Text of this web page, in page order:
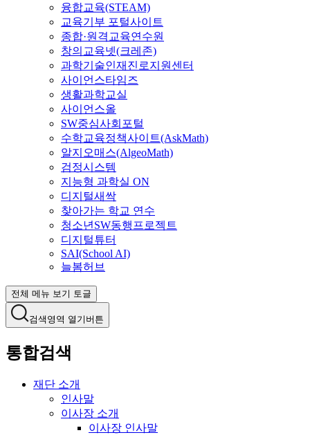
융합교육(STEAM)
교육기부 포털사이트
종합·원격교육연수원
창의교육넷(크레존)
과학기술인재진로지원센터
사이언스타임즈
생활과학교실
사이언스올
SW중심사회포털
수학교육정책사이트(AskMath)
알지오매스(AlgeoMath)
검정시스템
지능형 과학실 ON
디지털새싹
찾아가는 학교 연수
청소년SW동행프로젝트
디지털튜터
SAI(School AI)
늘봄허브
전체 메뉴 보기 토글
검색영역 열기버튼
통합검색
재단 소개
인사말
이사장 소개
이사장 인사말